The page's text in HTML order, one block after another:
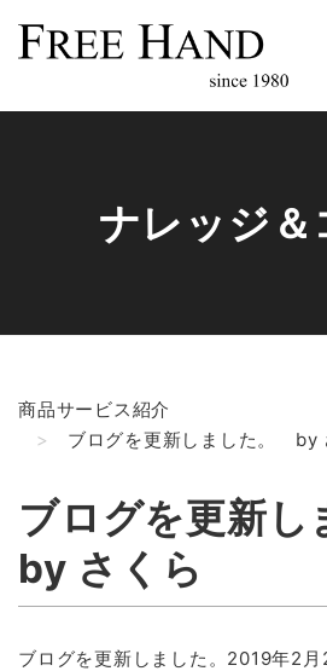
ナレッジ＆
商品サービス紹介
ブログを更新しました。 by
ブログを更新
by さくら
ブログを更新しました。2019年2月